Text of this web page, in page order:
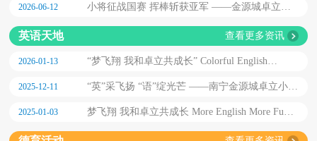
2026-06-12
小将征战国赛 挥棒斩获亚军 ——金源城卓立学
前部 U6 棒球队征战全国软式棒垒球赛载誉而归
英语天地 查看更多资讯
2026-01-13
“梦飞翔 我和卓立共成长” Colorful English
Confidence Glow 第七届英语展示艺术节暨英语教
2025-12-11
“英”采飞扬 “语”绽光芒 ——南宁金源城卓立小学
第二届 “卓立 Level ”英语测评
2025-01-03
梦飞翔 我和卓立共成长 More English More Fun
——第六届英语展示艺术节暨英语教学汇报展演